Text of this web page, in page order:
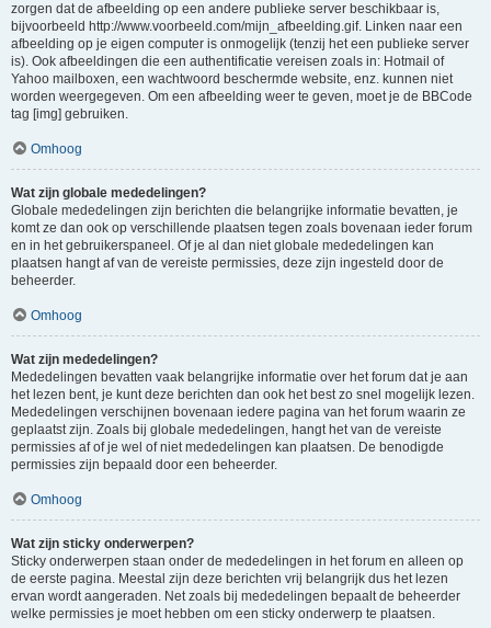
zorgen dat de afbeelding op een andere publieke server beschikbaar is,
bijvoorbeeld http://www.voorbeeld.com/mijn_afbeelding.gif. Linken naar een
afbeelding op je eigen computer is onmogelijk (tenzij het een publieke server
is). Ook afbeeldingen die een authentificatie vereisen zoals in: Hotmail of
Yahoo mailboxen, een wachtwoord beschermde website, enz. kunnen niet
worden weergegeven. Om een afbeelding weer te geven, moet je de BBCode
tag [img] gebruiken.
Omhoog
Wat zijn globale mededelingen?
Globale mededelingen zijn berichten die belangrijke informatie bevatten, je
komt ze dan ook op verschillende plaatsen tegen zoals bovenaan ieder forum
en in het gebruikerspaneel. Of je al dan niet globale mededelingen kan
plaatsen hangt af van de vereiste permissies, deze zijn ingesteld door de
beheerder.
Omhoog
Wat zijn mededelingen?
Mededelingen bevatten vaak belangrijke informatie over het forum dat je aan
het lezen bent, je kunt deze berichten dan ook het best zo snel mogelijk lezen.
Mededelingen verschijnen bovenaan iedere pagina van het forum waarin ze
geplaatst zijn. Zoals bij globale mededelingen, hangt het van de vereiste
permissies af of je wel of niet mededelingen kan plaatsen. De benodigde
permissies zijn bepaald door een beheerder.
Omhoog
Wat zijn sticky onderwerpen?
Sticky onderwerpen staan onder de mededelingen in het forum en alleen op
de eerste pagina. Meestal zijn deze berichten vrij belangrijk dus het lezen
ervan wordt aangeraden. Net zoals bij mededelingen bepaalt de beheerder
welke permissies je moet hebben om een sticky onderwerp te plaatsen.